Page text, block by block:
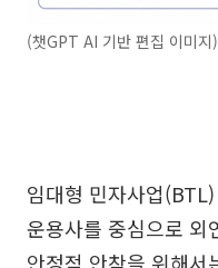
(챗GPT AI 기반 편집 이미지)
임대형 민자사업
운용사를 중심으로 외
안정적 안착을 위해서